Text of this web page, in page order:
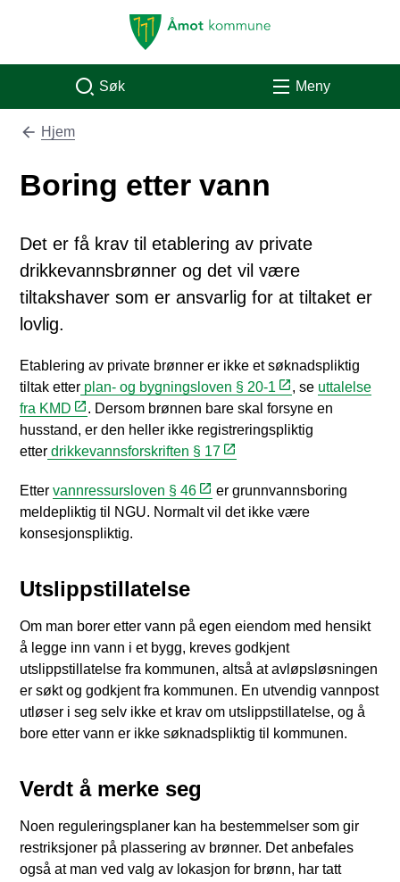
Åmot kommune
Søk Meny
Du er her:
Hjem
Boring etter vann
Det er få krav til etablering av private
drikkevannsbrønner og det vil være
tiltakshaver som er ansvarlig for at tiltaket er
lovlig.
Etablering av private brønner er ikke et søknadspliktig
tiltak etter plan- og bygningsloven § 20-1 , se uttalelse
fra KMD
. Dersom brønnen bare skal forsyne en
husstand, er den heller ikke registreringspliktig
etter drikkevannsforskriften § 17
Ettervannressursloven § 46
er grunnvannsboring
meldepliktig til NGU. Normalt vil det ikke være
konsesjonspliktig.
Utslippstillatelse
Om man borer etter vann på egen eiendom med hensikt
å legge inn vann i et bygg, kreves godkjent
utslippstillatelse fra kommunen, altså at avløpsløsningen
er søkt og godkjent fra kommunen. En utvendig vannpost
utløser i seg selv ikke et krav om utslippstillatelse, og å
bore etter vann er ikke søknadspliktig til kommunen.
Verdt å merke seg
Noen reguleringsplaner kan ha bestemmelser som gir
restriksjoner på plassering av brønner. Det anbefales
også at man ved valg av lokasjon for brønn, har tatt